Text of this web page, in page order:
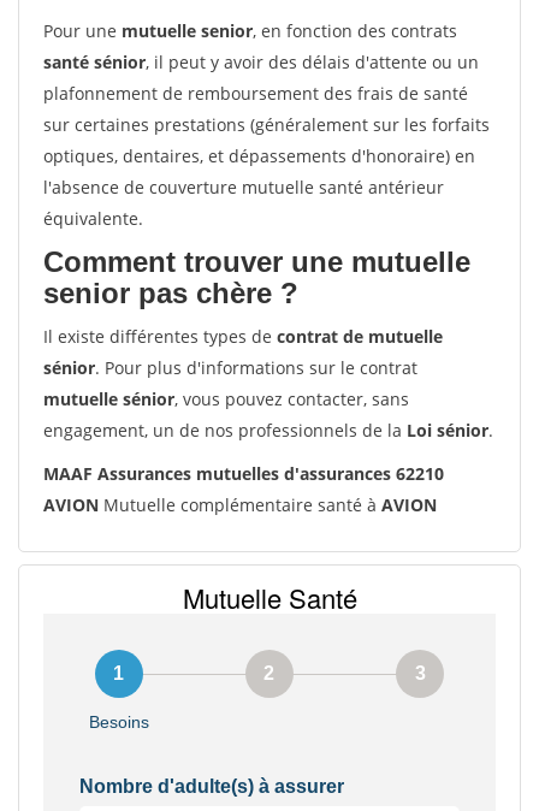
Pour une mutuelle senior, en fonction des contrats
santé sénior, il peut y avoir des délais d'attente ou un
plafonnement de remboursement des frais de santé
sur certaines prestations (généralement sur les forfaits
optiques, dentaires, et dépassements d'honoraire) en
l'absence de couverture mutuelle santé antérieur
équivalente.
Comment trouver une mutuelle
senior pas chère ?
Il existe différentes types de contrat de mutuelle
sénior. Pour plus d'informations sur le contrat
mutuelle sénior, vous pouvez contacter, sans
engagement, un de nos professionnels de la Loi sénior.
MAAF Assurances mutuelles d'assurances 62210
AVION Mutuelle complémentaire santé à AVION